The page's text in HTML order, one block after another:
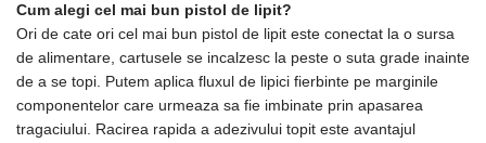
Cum alegi cel mai bun pistol de lipit?
Ori de cate ori cel mai bun pistol de lipit este conectat la o sursa
de alimentare, cartusele se incalzesc la peste o suta grade inainte
de a se topi. Putem aplica fluxul de lipici fierbinte pe marginile
componentelor care urmeaza sa fie imbinate prin apasarea
tragaciului. Racirea rapida a adezivului topit este avantajul